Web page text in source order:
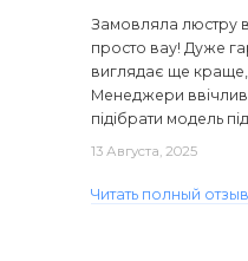
Замовляла люстру в
просто вау! Дуже
виглядає ще краще,
Менеджери
підібрати модель під
13 Августа, 2025
Читать полный отзыв